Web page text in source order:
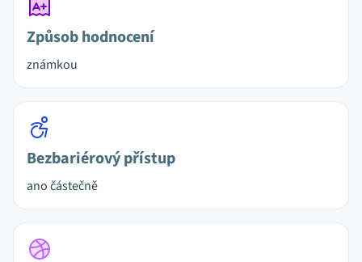
Způsob hodnocení
známkou
Bezbariérový přístup
ano částečně